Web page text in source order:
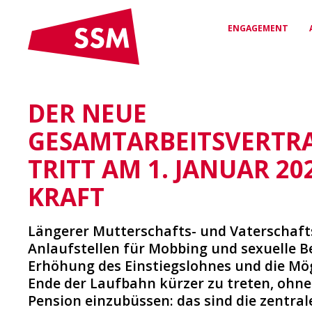
ENGAGEMENT
Arbeitsverträge für
Sicherheit & Fairness
Medienwelt
Kompetente Unterstützung
bei arbeitsrechtlichen
Fragen
Exklusive Rabatte & Vorteile
für SSM-Mitglieder
stehen
DER NEUE
TRITT AM 1. JANUAR
KRAFT
Längerer Mutterschafts- und
Anlaufstellen für Mobbing und sexuelle
Erhöhung des Einstiegslohnes und die
Ende der Laufbahn kürzer zu treten,
Pension einzubüssen: das sind die